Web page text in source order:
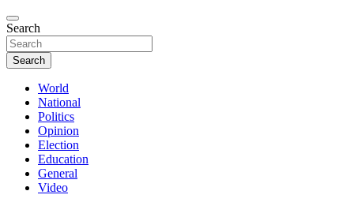
Search
Search
World
National
Politics
Opinion
Election
Education
General
Video